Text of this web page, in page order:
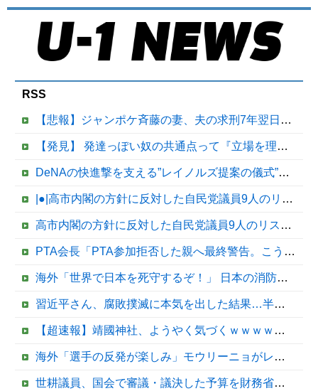
RSS
【悲報】ジャンポケ斉藤の妻、夫の求刑7年翌日にウキウキでInstagram更新
【発見】 発達っぽい奴の共通点って『立場を理解できない』だよな
DeNAの快進撃を支える”レイノルズ提案の儀式” 決勝2ランの宮下が明かす「儀式を始めてから、チームが一つになっている」
|●|高市内閣の方針に反対した自民党議員9人のリストが話題に、「岩屋はどこへ行った？」との指摘もあるが……
高市内閣の方針に反対した自民党議員9人のリストが話題に、「岩屋はどこへ行った？」との指摘もあるが……他
PTA会長「PTA参加拒否した親へ最終警告。こうなってもいい？」
海外「世界で日本を死守するぞ！」 日本の消防署を訪れたちびっ子集団が世界をメロメロに
習近平さん、腐敗撲滅に本気を出した結果…半年で53万8000件ｗｗｗ
【超速報】靖國神社、ようやく気づくｗｗｗｗｗｗｗｗｗｗ
海外「選手の反発が楽しみ」モウリーニョがレアル・に導入した新ルール（海外の反応）
世耕議員、国会で審議・議決した予算を財務省が勝手に３兆円動かしていると指摘・問題視